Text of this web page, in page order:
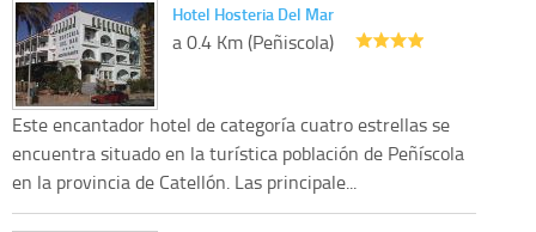
Hotel Hosteria Del Mar
a 0.4 Km (Peñiscola)
Este encantador hotel de categoría cuatro estrellas se
encuentra situado en la turística población de Peñíscola
en la provincia de Catellón. Las principale...